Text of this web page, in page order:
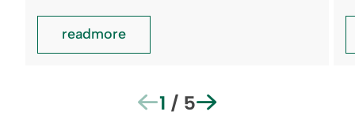
readmore
1 / 5